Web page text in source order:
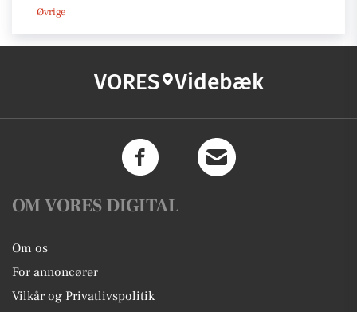
Øvrige
VORES Videbæk
OM VORES DIGITAL
Om os
For annoncører
Vilkår og Privatlivspolitik